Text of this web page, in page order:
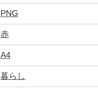
PNG
赤
A4
暮らし